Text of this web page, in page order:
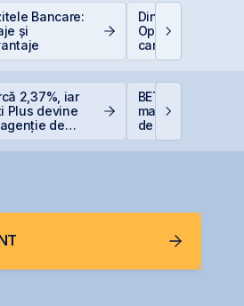
Bancare:
și
Dincolo de
Oportunitățile
care construiesc
viitorul AI
2,37%, iar
Plus devine
de
BET atinge un
maxim istoric,
de acțiunile
OMV Petrom